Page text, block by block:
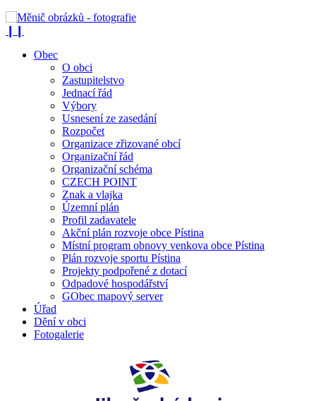
Obec
O obci
Zastupitelstvo
Jednací řád
Výbory
Usnesení ze zasedání
Rozpočet
Organizace zřizované obcí
Organizační řád
Organizační schéma
CZECH POINT
Znak a vlajka
Územní plán
Profil zadavatele
Akční plán rozvoje obce Pístina
Místní program obnovy venkova obce Pístina
Plán rozvoje sportu Pístina
Projekty podpořené z dotací
Odpadové hospodářství
GObec mapový server
Úřad
Dění v obci
Fotogalerie